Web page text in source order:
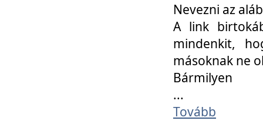
Nevezni az
A link
mindenkit,
másoknak ne
Bármilyen
...
Tovább